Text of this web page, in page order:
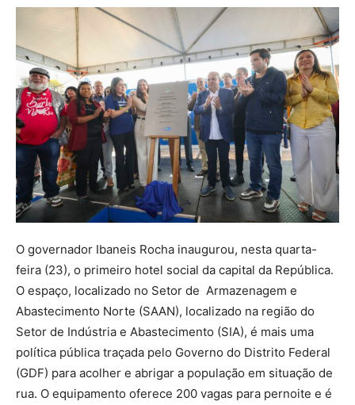
O governador Ibaneis Rocha inaugurou, nesta quarta-
feira (23), o primeiro hotel social da capital da República.
O espaço, localizado no Setor de Armazenagem e
Abastecimento Norte (SAAN), localizado na região do
Setor de Indústria e Abastecimento (SIA), é mais uma
política pública traçada pelo Governo do Distrito Federal
(GDF) para acolher e abrigar a população em situação de
rua. O equipamento oferece 200 vagas para pernoite e é